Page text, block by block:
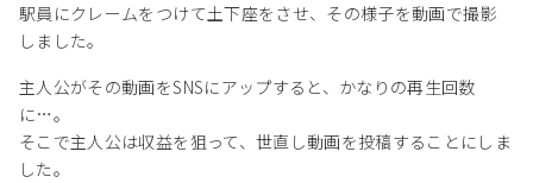
駅員にクレームをつけて土下座をさせ、その様子を動画で撮影
しました。
主人公がその動画をSNSにアップすると、かなりの再生回数
に…。
そこで主人公は収益を狙って、世直し動画を投稿することにしま
した。